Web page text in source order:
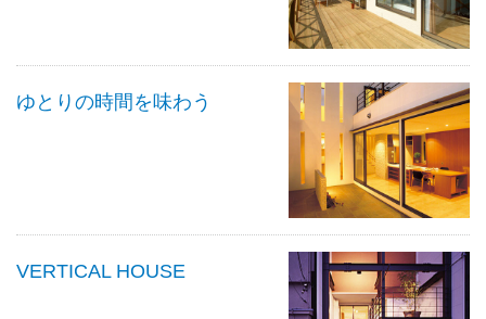
ゆとりの時間を味わう
VERTICAL HOUSE